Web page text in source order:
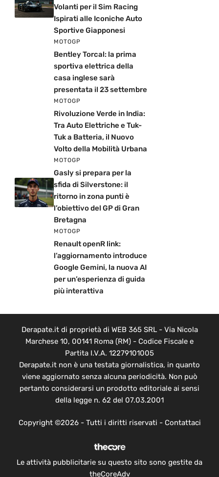
Volanti per il Sim Racing
Ispirati alle Iconiche Auto
Sportive Giapponesi
MOTOGP
Bentley Torcal: la prima
sportiva elettrica della
casa inglese sarà
presentata il 23 settembre
MOTOGP
Rivoluzione Verde in India:
Tra Auto Elettriche e Tuk-
Tuk a Batteria, il Nuovo
Volto della Mobilità Urbana
MOTOGP
Gasly si prepara per la
sfida di Silverstone: il
ritorno in zona punti è
l’obiettivo del GP di Gran
Bretagna
MOTOGP
Renault openR link:
l’aggiornamento introduce
Google Gemini, la nuova AI
per un’esperienza di guida
più interattiva
Derapate.it di proprietà di WEB 365 SRL - Via Nicola
Marchese 10, 00141 Roma (RM) - Codice Fiscale e
Partita I.V.A. 12279101005
Derapate.it non è una testata giornalistica, in quanto
viene aggiornato senza alcuna periodicità. Non può
pertanto considerarsi un prodotto editoriale ai sensi
della legge n. 62 del 07.03.2001
Copyright ©2026 - Tutti i diritti riservati - Contattaci
Le attività pubblicitarie su questo sito sono gestite da
theCoreAdv